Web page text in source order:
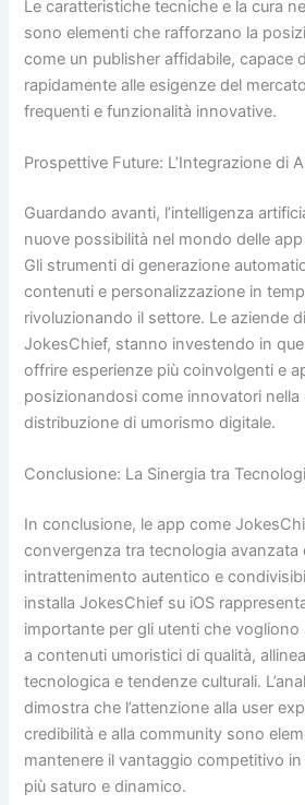
Le caratteristiche tecniche e la cura
sono elementi che rafforzano la
come un publisher affidabile, capace
rapidamente alle esigenze del
frequenti e funzionalità innovative.
Prospettive Future: L’Integrazione di
Guardando avanti, l’intelligenza
nuove possibilità nel mondo delle
Gli strumenti di generazione
contenuti e personalizzazione in
rivoluzionando il settore. Le aziende
JokesChief, stanno investendo in
offrire esperienze più coinvolgenti e
posizionandosi come innovatori nella
distribuzione di umorismo digitale.
Conclusione: La Sinergia tra
In conclusione, le app come
convergenza tra tecnologia avanzata
intrattenimento autentico e
installa JokesChief su iOS
importante per gli utenti che vogliono
a contenuti umoristici di qualità,
tecnologica e tendenze culturali.
dimostra che l’attenzione alla user
credibilità e alla community sono
mantenere il vantaggio competitivo
più saturo e dinamico.